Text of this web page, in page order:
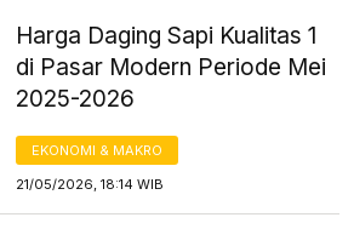
Harga Daging Sapi Kualitas 1
di Pasar Modern Periode Mei
2025-2026
EKONOMI & MAKRO
21/05/2026, 18:14 WIB